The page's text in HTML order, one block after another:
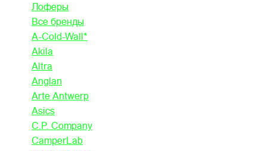
Лоферы
Все бренды
A-Cold-Wall*
Akila
Altra
Anglan
Arte Antwerp
Asics
C.P. Company
CamperLab